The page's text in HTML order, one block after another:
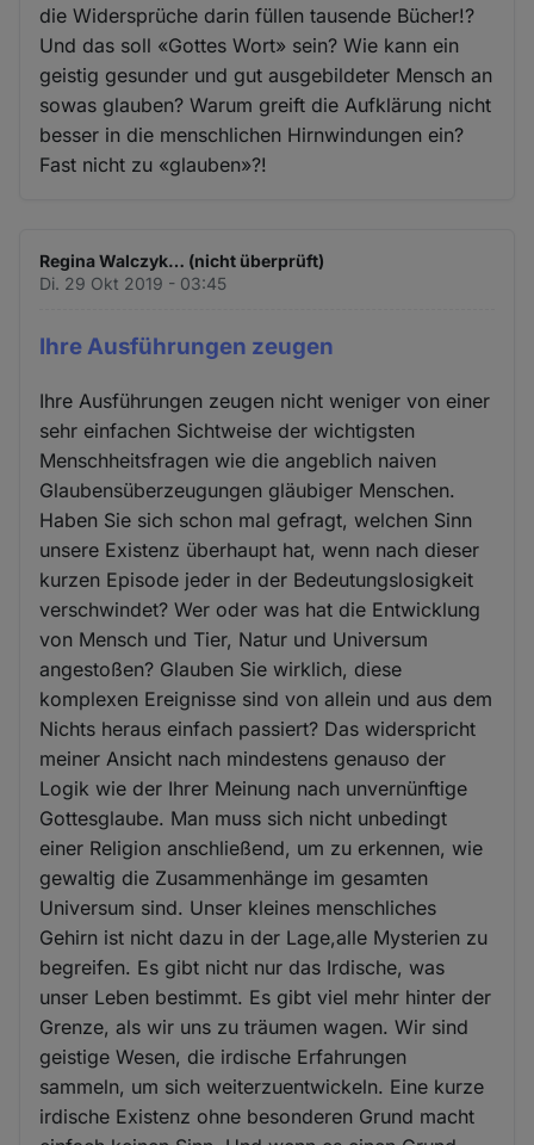
die Widersprüche darin füllen tausende Bücher!?
Und das soll «Gottes Wort» sein? Wie kann ein
geistig gesunder und gut ausgebildeter Mensch an
sowas glauben? Warum greift die Aufklärung nicht
besser in die menschlichen Hirnwindungen ein?
Fast nicht zu «glauben»?!
Regina Walczyk… (nicht überprüft)
Di. 29 Okt 2019 - 03:45
Ihre Ausführungen zeugen
Ihre Ausführungen zeugen nicht weniger von einer
sehr einfachen Sichtweise der wichtigsten
Menschheitsfragen wie die angeblich naiven
Glaubensüberzeugungen gläubiger Menschen.
Haben Sie sich schon mal gefragt, welchen Sinn
unsere Existenz überhaupt hat, wenn nach dieser
kurzen Episode jeder in der Bedeutungslosigkeit
verschwindet? Wer oder was hat die Entwicklung
von Mensch und Tier, Natur und Universum
angestoßen? Glauben Sie wirklich, diese
komplexen Ereignisse sind von allein und aus dem
Nichts heraus einfach passiert? Das widerspricht
meiner Ansicht nach mindestens genauso der
Logik wie der Ihrer Meinung nach unvernünftige
Gottesglaube. Man muss sich nicht unbedingt
einer Religion anschließend, um zu erkennen, wie
gewaltig die Zusammenhänge im gesamten
Universum sind. Unser kleines menschliches
Gehirn ist nicht dazu in der Lage,alle Mysterien zu
begreifen. Es gibt nicht nur das Irdische, was
unser Leben bestimmt. Es gibt viel mehr hinter der
Grenze, als wir uns zu träumen wagen. Wir sind
geistige Wesen, die irdische Erfahrungen
sammeln, um sich weiterzuentwickeln. Eine kurze
irdische Existenz ohne besonderen Grund macht